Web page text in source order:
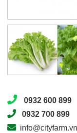
0932 600 899
0932 700 899
info@cityfarm.vn